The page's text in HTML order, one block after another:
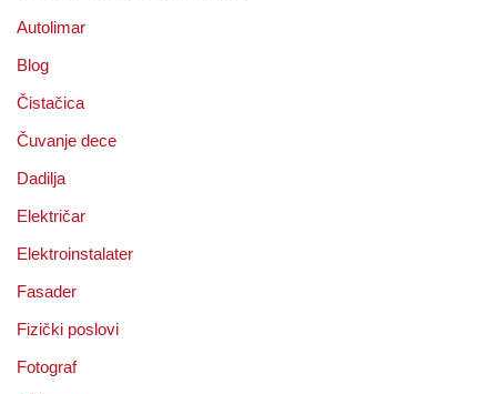
Autolimar
Blog
Čistačica
Čuvanje dece
Dadilja
Električar
Elektroinstalater
Fasader
Fizički poslovi
Fotograf